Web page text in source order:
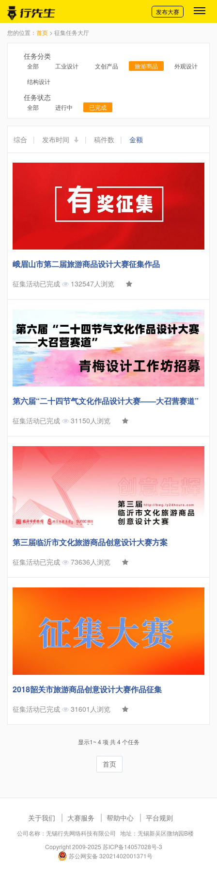
切换导航
发布大赛
您的位置： 首页 > 征集任务大厅
任务分类
全部 工业设计 文创产品 旅游商品
外观设计
结构设计
任务状态
全部 进行中 已完成
综合 | 发布时间 | 稿件数 | 金额
峨眉山市第二届旅游商品设计大赛征集作品
征集活动已完成 132547人浏览
第六届“二十四节气文化作品设计大赛——大召营赛道”
征集活动已完成 31150人浏览
第三届临沂市文化旅游商品创意设计大赛方案
征集活动已完成 73636人浏览
2018韶关市旅游商品创意设计大赛作品征集
征集活动已完成 31601人浏览
显示1~ 4 项 共 4 个任务
首页
关于我们 大赛服务 帮助中心 平台规则
公司名称：无锡行先网络科技有限公司 地址：无锡新吴区微纳园B楼
Copyright 2009-2025 苏ICP备14057028号-3
苏公网安备 32021402001371号